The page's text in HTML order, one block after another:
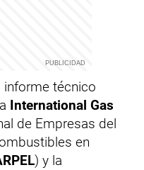
informe técnico
International Gas
de Empresas del
en
) y la